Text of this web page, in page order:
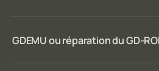
GDEMU ou réparation du GD-